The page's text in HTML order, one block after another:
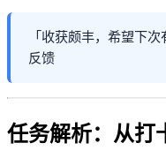
「收获颇丰，希望下
反馈
任务解析：从打